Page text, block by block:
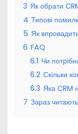
3 Як обрати
4 Типові
5 Як
6 FAQ
6.1 Чи
6.2 Скільки
6.3 Яка CRM
7 Зараз